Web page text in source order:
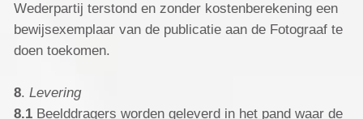
Wederpartij terstond en zonder kostenberekening een
bewijsexemplaar van de publicatie aan de Fotograaf te
doen toekomen.
8. Levering
8.1Beelddragers worden geleverd in het pand waar de